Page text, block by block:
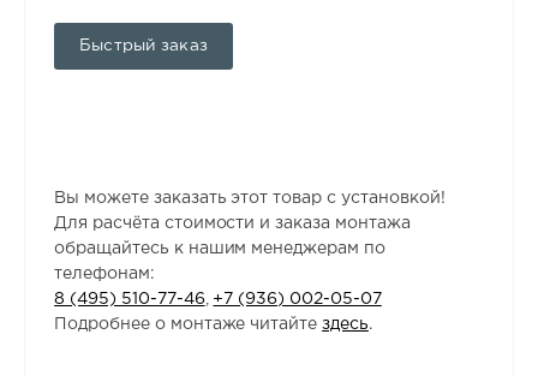
Быстрый заказ
Вы можете заказать этот товар с установкой!
Для расчёта стоимости и заказа монтажа
обращайтесь к нашим менеджерам по
телефонам:
8 (495) 510-77-46
+7 (936) 002-05-07
Подробнее о монтаже читайтездесь.